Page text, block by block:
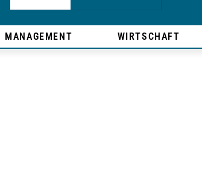
MANAGEMENT WIRTSCHAFT